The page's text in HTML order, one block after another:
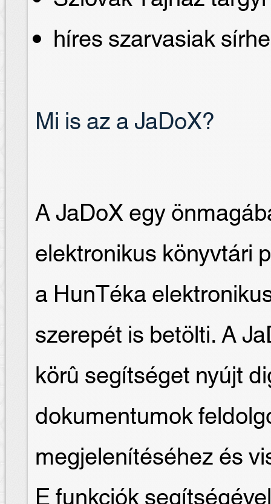
híres szarvasiak
Mi is az a JaDoX?
A JaDoX egy
elektronikus könyvtári
a HunTéka
szerepét is betölti. A
körû segítséget nyújt
dokumentumok
megjelenítéséhez és